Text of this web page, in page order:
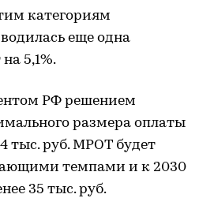
категориям
еще одна
5,1%.
РФ решением
размера оплаты
тыс. руб. МРОТ будет
темпами и к 2030
35 тыс. руб.